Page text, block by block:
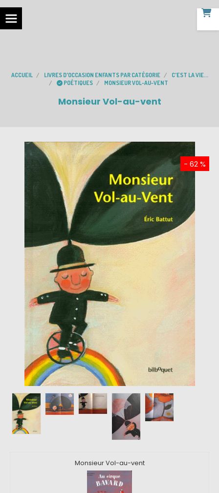
ACCUEIL LIVRES D'OCCASION ENFANTS PAR CATÉGORIE
C'EST LA VIE...
POÉTIQUES
MONSIEUR VOL-AU-VENT
Monsieur Vol-au-vent
- 62 %
Monsieur Vol-au-vent